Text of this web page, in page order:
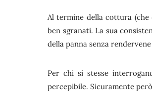
Al termine della cottura (che
ben sgranati. La sua
della panna senza
Per chi si stesse
percepibile. Sicuramente